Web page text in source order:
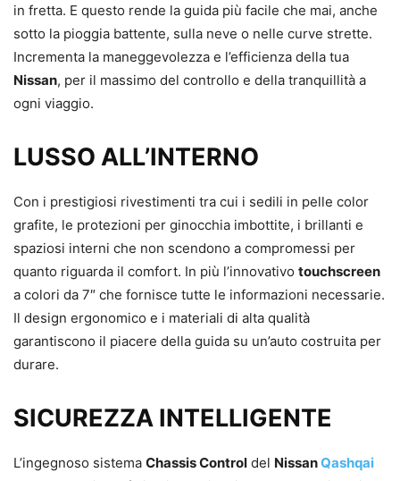
in fretta. E questo rende la guida più facile che mai, anche
sotto la pioggia battente, sulla neve o nelle curve strette.
Incrementa la maneggevolezza e l’efficienza della tua
Nissan, per il massimo del controllo e della tranquillità a
ogni viaggio.
LUSSO ALL’INTERNO
Con i prestigiosi rivestimenti tra cui i sedili in pelle color
grafite, le protezioni per ginocchia imbottite, i brillanti e
spaziosi interni che non scendono a compromessi per
quanto riguarda il comfort. In più l’innovativo touchscreen
a colori da 7″ che fornisce tutte le informazioni necessarie.
Il design ergonomico e i materiali di alta qualità
garantiscono il piacere della guida su un’auto costruita per
durare.
SICUREZZA INTELLIGENTE
L’ingegnoso sistema Chassis Control del NissanQashqai